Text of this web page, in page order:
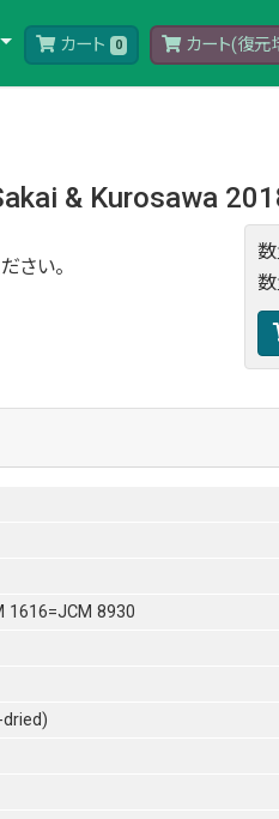
カート 0 カート(復元
& Kurosawa
さい。
数
1616=JCM 8930